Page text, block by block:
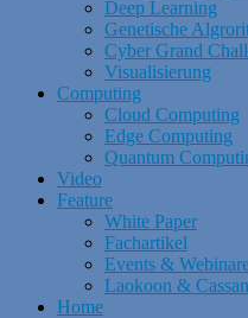
Deep Learning
Genetische
Cyber Grand
Visualisierung
Computing
Cloud Computing
Edge Computing
Quantum
Video
Feature
White Paper
Fachartikel
Events &
Laokoon &
Home